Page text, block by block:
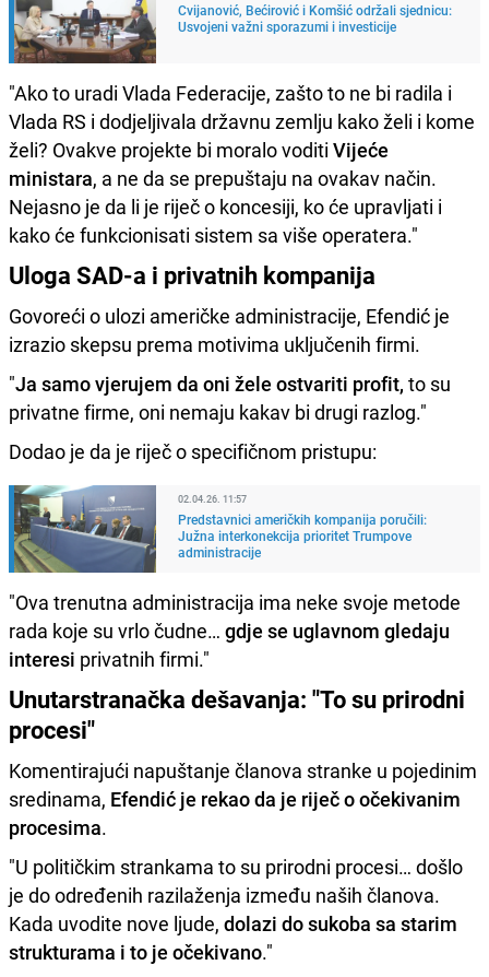
Cvijanović, Bećirović i Komšić održali sjednicu:
Usvojeni važni sporazumi i investicije
"Ako to uradi Vlada Federacije, zašto to ne bi radila i
Vlada RS i dodjeljivala državnu zemlju kako želi i kome
želi? Ovakve projekte bi moralo voditi Vijeće
ministara, a ne da se prepuštaju na ovakav način.
Nejasno je da li je riječ o koncesiji, ko će upravljati i
kako će funkcionisati sistem sa više operatera."
Uloga SAD-a i privatnih kompanija
Govoreći o ulozi američke administracije, Efendić je
izrazio skepsu prema motivima uključenih firmi.
"Ja samo vjerujem da oni žele ostvariti profit, to su
privatne firme, oni nemaju kakav bi drugi razlog."
Dodao je da je riječ o specifičnom pristupu:
02.04.26. 11:57
Predstavnici američkih kompanija poručili:
Južna interkonekcija prioritet Trumpove
administracije
"Ova trenutna administracija ima neke svoje metode
rada koje su vrlo čudne… gdje se uglavnom gledaju
interesi privatnih firmi."
Unutarstranačka dešavanja: "To su prirodni
procesi"
Komentirajući napuštanje članova stranke u pojedinim
sredinama, Efendić je rekao da je riječ o očekivanim
procesima.
"U političkim strankama to su prirodni procesi… došlo
je do određenih razilaženja između naših članova.
Kada uvodite nove ljude, dolazi do sukoba sa starim
strukturama i to je očekivano."